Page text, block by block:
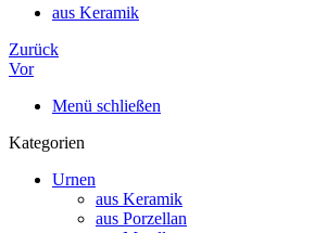
aus Keramik
Zurück
Vor
Menü schließen
Kategorien
Urnen
aus Keramik
aus Porzellan